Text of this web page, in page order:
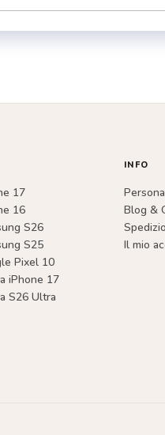
17
16
S26
S25
Pixel 10
iPhone 17
S26 Ultra
INFO
Blog &
Il mio